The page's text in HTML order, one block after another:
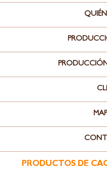
PRODUCTOS DE